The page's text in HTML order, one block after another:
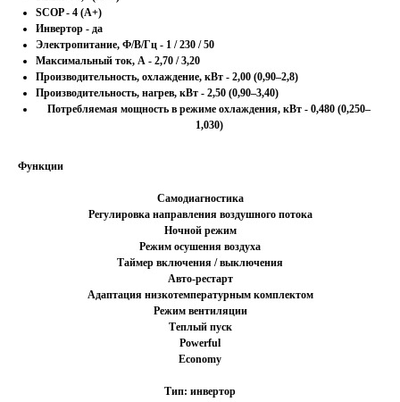
SCOP - 4 (A+)
Инвертор - да
Электропитание, Ф/В/Гц - 1 / 230 / 50
Максимальный ток, А - 2,70 / 3,20
Производительность, охлаждение, кВт - 2,00 (0,90–2,8)
Производительность, нагрев, кВт - 2,50 (0,90–3,40)
Потребляемая мощность в режиме охлаждения, кВт - 0,480 (0,250–
1,030)
Функции
Самодиагностика
Регулировка направления воздушного потока
Ночной режим
Режим осушения воздуха
Таймер включения / выключения
Авто-рестарт
Адаптация низкотемпературным комплектом
Режим вентиляции
Теплый пуск
Powerful
Economy
Тип: инвертор